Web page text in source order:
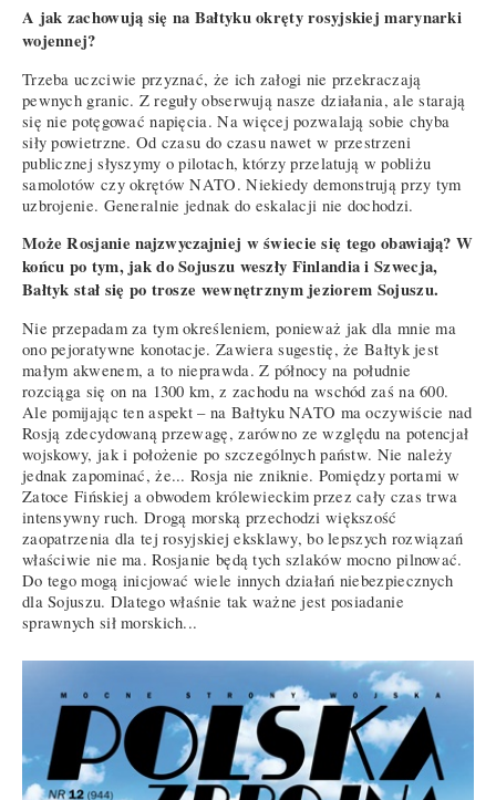
A jak zachowują się na Bałtyku okręty rosyjskiej marynarki
wojennej?
Trzeba uczciwie przyznać, że ich załogi nie przekraczają
pewnych granic. Z reguły obserwują nasze działania, ale starają
się nie potęgować napięcia. Na więcej pozwalają sobie chyba
siły powietrzne. Od czasu do czasu nawet w przestrzeni
publicznej słyszymy o pilotach, którzy przelatują w pobliżu
samolotów czy okrętów NATO. Niekiedy demonstrują przy tym
uzbrojenie. Generalnie jednak do eskalacji nie dochodzi.
Może Rosjanie najzwyczajniej w świecie się tego obawiają? W
końcu po tym, jak do Sojuszu weszły Finlandia i Szwecja,
Bałtyk stał się po trosze wewnętrznym jeziorem Sojuszu.
Nie przepadam za tym określeniem, ponieważ jak dla mnie ma
ono pejoratywne konotacje. Zawiera sugestię, że Bałtyk jest
małym akwenem, a to nieprawda. Z północy na południe
rozciąga się on na 1300 km, z zachodu na wschód zaś na 600.
Ale pomijając ten aspekt – na Bałtyku NATO ma oczywiście nad
Rosją zdecydowaną przewagę, zarówno ze względu na potencjał
wojskowy, jak i położenie po szczególnych państw. Nie należy
jednak zapominać, że... Rosja nie zniknie. Pomiędzy portami w
Zatoce Fińskiej a obwodem królewieckim przez cały czas trwa
intensywny ruch. Drogą morską przechodzi większość
zaopatrzenia dla tej rosyjskiej eksklawy, bo lepszych rozwiązań
właściwie nie ma. Rosjanie będą tych szlaków mocno pilnować.
Do tego mogą inicjować wiele innych działań niebezpiecznych
dla Sojuszu. Dlatego właśnie tak ważne jest posiadanie
sprawnych sił morskich...